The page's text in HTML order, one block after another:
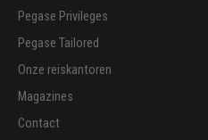
Pegase Privileges
Pegase Tailored
Onze reiskantoren
Magazines
Contact